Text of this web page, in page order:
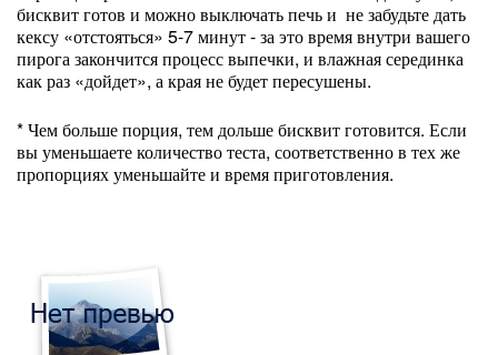
бисквит готов и можно выключать печь и не забудьте дать
кексу «отстояться» 5-7 минут - за это время внутри вашего
пирога закончится процесс выпечки, и влажная серединка
как раз «дойдет», а края не будет пересушены.
* Чем больше порция, тем дольше бисквит готовится. Если
вы уменьшаете количество теста, соответственно в тех же
пропорциях уменьшайте и время приготовления.